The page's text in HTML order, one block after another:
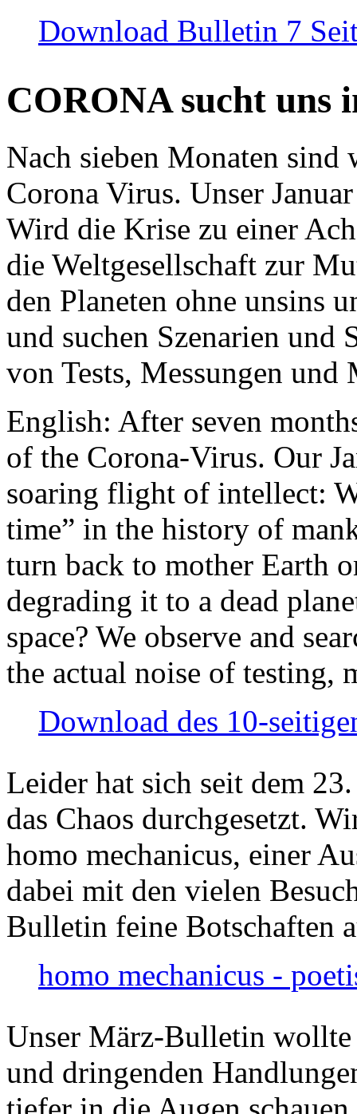
Download Bulletin 7
CORONA sucht uns
Nach sieben Monaten
Corona Virus. Unser
Wird die Krise zu einer
die Weltgesellschaft zur
den Planeten ohne unsins
und suchen Szenarien und
von Tests, Messungen und
English: After seven
of the Corona-Virus. Our
soaring flight of intellect:
time” in the history of
turn back to mother Earth
degrading it to a dead
space? We observe and
the actual noise of testing,
Download des 10-
Leider hat sich seit dem
das Chaos durchgesetzt.
homo mechanicus, einer
dabei mit den vielen
Bulletin feine Botschaften
homo mechanicus -
Unser März-Bulletin
und dringenden